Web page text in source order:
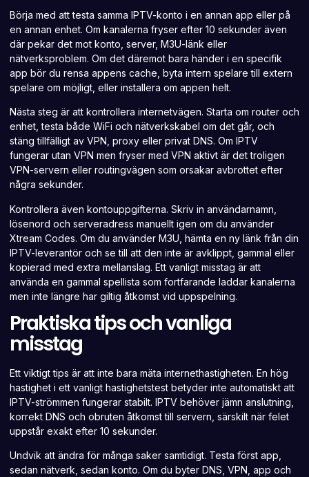
Börja med att testa samma IPTV-konto i en annan app eller på
en annan enhet. Om kanalerna fryser efter 10 sekunder även
där pekar det mot konto, server, M3U-länk eller
nätverksproblem. Om det däremot bara händer i en specifik
app bör du rensa appens cache, byta intern spelare till extern
spelare om möjligt, eller installera om appen helt.
Nästa steg är att kontrollera internetvägen. Starta om router och
enhet, testa både WiFi och nätverkskabel om det går, och
stäng tillfälligt av VPN, proxy eller privat DNS. Om IPTV
fungerar utan VPN men fryser med VPN aktivt är det troligen
VPN-servern eller routingvägen som orsakar avbrottet efter
några sekunder.
Kontrollera även kontouppgifterna. Skriv in användarnamn,
lösenord och serveradress manuellt igen om du använder
Xtream Codes. Om du använder M3U, hämta en ny länk från din
IPTV-leverantör och se till att den inte är avklippt, gammal eller
kopierad med extra mellanslag. Ett vanligt misstag är att
använda en gammal spellista som fortfarande laddar kanalerna
men inte längre har giltig åtkomst vid uppspelning.
Praktiska tips och vanliga
misstag
Ett viktigt tips är att inte bara mäta internethastigheten. En hög
hastighet i ett vanligt hastighetstest betyder inte automatiskt att
IPTV-strömmen fungerar stabilt. IPTV behöver jämn anslutning,
korrekt DNS och obruten åtkomst till servern, särskilt när felet
uppstår exakt efter 10 sekunder.
Undvik att ändra för många saker samtidigt. Testa först app,
sedan nätverk, sedan konto. Om du byter DNS, VPN, app och